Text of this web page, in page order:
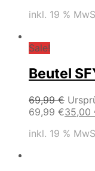
inkl. 19 %
Sale!
Beutel
69,99€
69,99 €35,00
inkl. 19 %